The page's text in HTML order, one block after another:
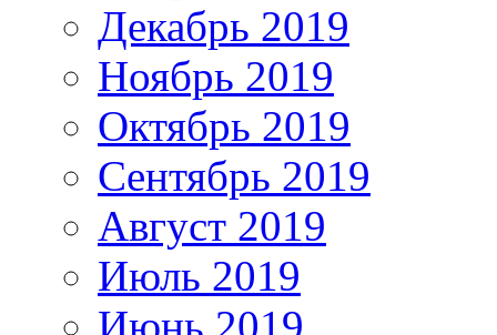
Декабрь 2019
Ноябрь 2019
Октябрь 2019
Сентябрь 2019
Август 2019
Июль 2019
Июнь 2019